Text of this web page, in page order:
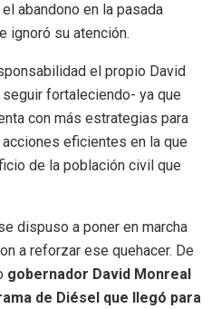
abandono en la pasada
ignoró su atención.
el propio David
fortaleciendo- ya que
con más estrategias para
eficientes en la que
de la población civil que
dispuso a poner en marcha
a reforzar ese quehacer. De
gobernador David Monreal
de Diésel que llegó para